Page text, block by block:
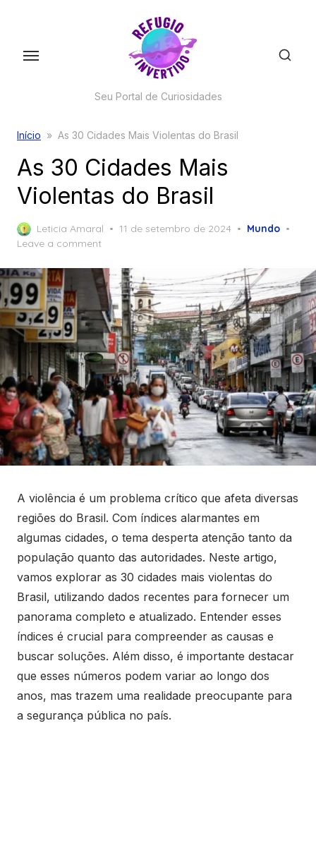
Seu Portal de Curiosidades
Início » As 30 Cidades Mais Violentas do Brasil
As 30 Cidades Mais
Violentas do Brasil
Leticia Amaral
Posted
11 de setembro de 2024
Mundo
Leave a comment
A violência é um problema crítico que afeta diversas
regiões do Brasil. Com índices alarmantes em
algumas cidades, o tema desperta atenção tanto da
população quanto das autoridades. Neste artigo,
vamos explorar as 30 cidades mais violentas do
Brasil, utilizando dados recentes para fornecer um
panorama completo e atualizado. Entender esses
índices é crucial para compreender as causas e
buscar soluções. Além disso, é importante destacar
que esses números podem variar ao longo dos
anos, mas trazem uma realidade preocupante para
a segurança pública no país.